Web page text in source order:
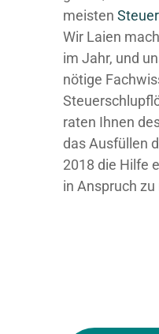
meisten
Wir Laien
im Jahr, und
nötige
raten Ihnen
das Ausfüllen
2018 die Hilfe
in Anspruch zu